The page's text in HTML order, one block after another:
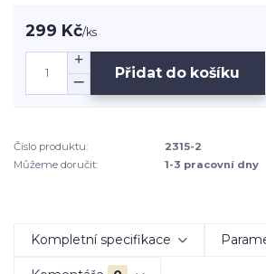
299 Kč/ks
Přidat do košíku
Číslo produktu:
2315-2
Můžeme doručit:
1-3 pracovní dny
Kompletní specifikace